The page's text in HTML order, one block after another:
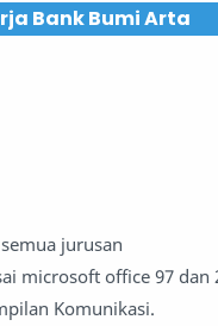
Bank Bumi Arta
jurusan
microsoft office 97 dan
Komunikasi.